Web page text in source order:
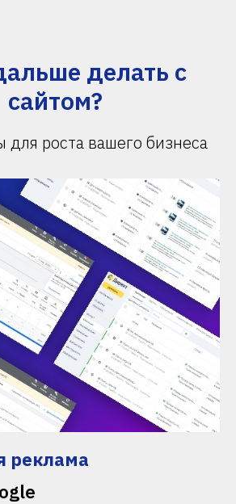
делать с
сайтом?
для роста вашего бизнеса
реклама